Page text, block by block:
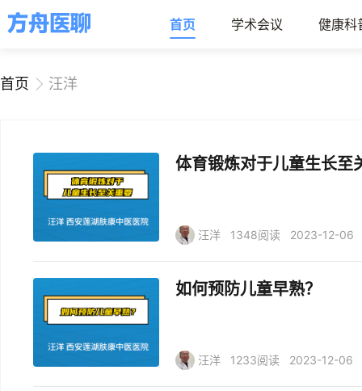
首页 学术会议 健康科
首页 汪洋
体育锻炼对于儿童生长至
汪洋 1348阅读 2023-12-06
如何预防儿童早熟？
汪洋 1233阅读 2023-12-06